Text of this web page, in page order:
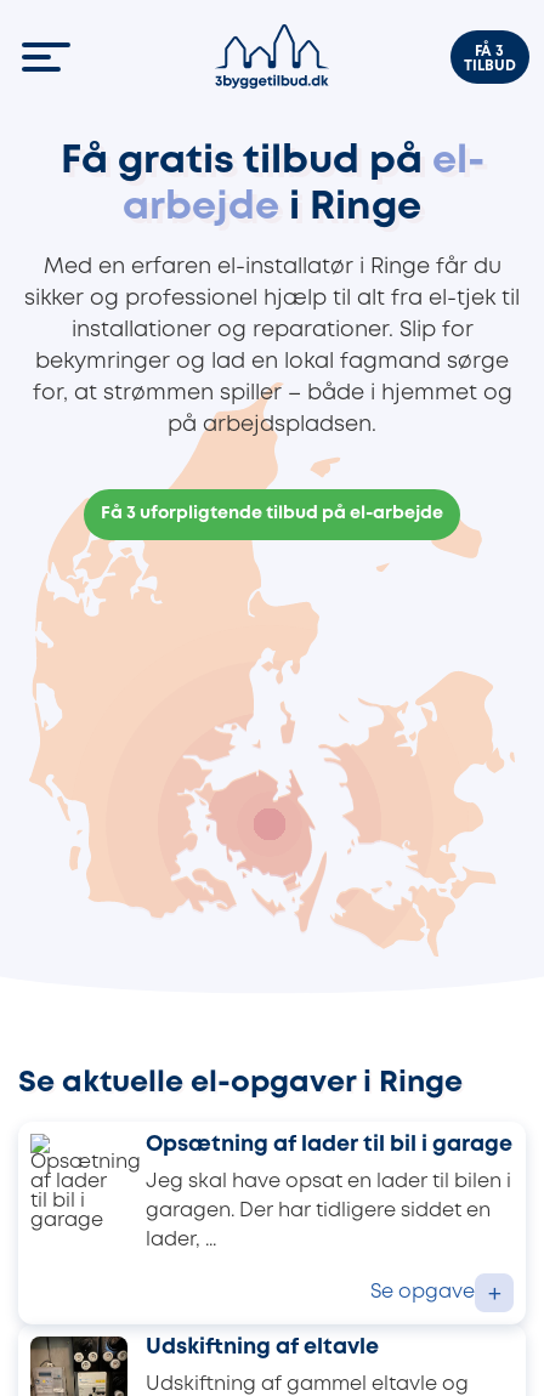
FÅ 3
TILBUD
Få gratis tilbud på el-
arbejde i Ringe
Med en erfaren el-installatør i Ringe får du
sikker og professionel hjælp til alt fra el-tjek til
installationer og reparationer. Slip for
bekymringer og lad en lokal fagmand sørge
for, at strømmen spiller – både i hjemmet og
på arbejdspladsen.
Få 3 uforpligtende tilbud på el-arbejde
Se aktuelle el-opgaver i Ringe
Opsætning af lader til bil i garage
Jeg skal have opsat en lader til bilen i
garagen. Der har tidligere siddet en
lader, ...
Se opgave +
Udskiftning af eltavle
Udskiftning af gammel eltavle og